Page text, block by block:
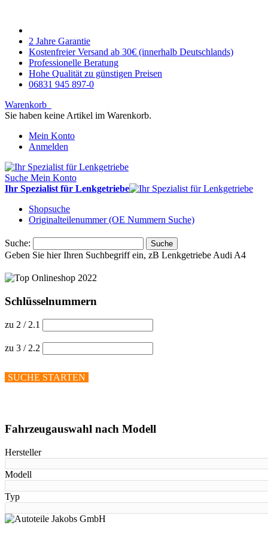
2 Jahre Garantie
Kostenfreier Versand ab 30€ (innerhalb Deutschlands)
Professionelle Beratung
Hohe Qualität zu günstigen Preisen
06831 945 897-0
Warenkorb
Sie haben keine Artikel im Warenkorb.
Mein Konto
Anmelden
Suche Mein Konto
Ihr Spezialist für Lenkgetriebe
Shopsuche
Originalteilenummer (OE Nummern Suche)
Suche: Suche
Geben Sie hier Ihren Suchbegriff ein, zB Lenkgetriebe Audi A4
Schlüsselnummern
zu 2 / 2.1
zu 3 / 2.2
SUCHE STARTEN
Fahrzeugauswahl nach Modell
Hersteller
Modell
Typ